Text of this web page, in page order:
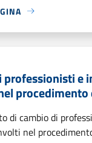
professionisti e
procedimento
di cambio di
nel